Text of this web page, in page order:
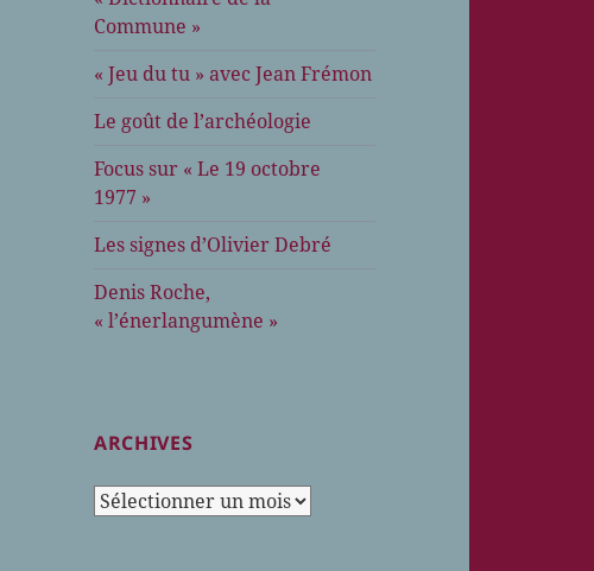
Commune »
« Jeu du tu » avec Jean Frémon
Le goût de l’archéologie
Focus sur « Le 19 octobre
1977 »
Les signes d’Olivier Debré
Denis Roche,
« l’énerlangumène »
ARCHIVES
Archives